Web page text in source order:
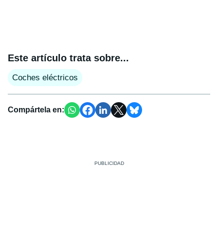
Este artículo trata sobre...
Coches eléctricos
Compártela en: